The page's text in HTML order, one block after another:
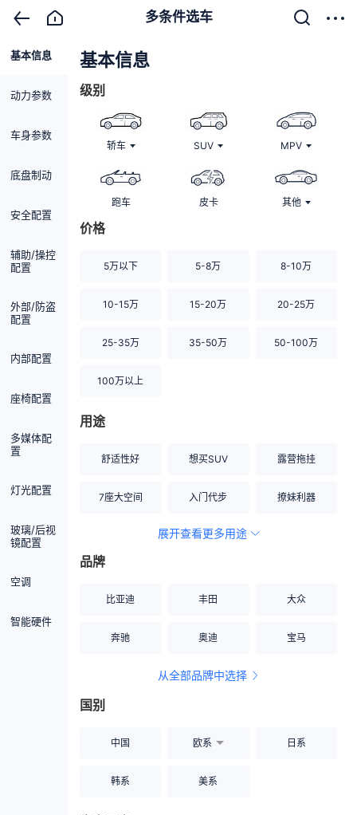
多条件选车
基本信息
动力参数
车身参数
底盘制动
安全配置
辅助/操控
配置
外部/防盗
配置
内部配置
座椅配置
多媒体配
置
灯光配置
玻璃/后视
镜配置
空调
智能硬件
基本信息
级别
轿车 SUV MPV
跑车 皮卡 其他
价格
5万以下 5-8万 8-10万
10-15万 15-20万 20-25万
25-35万 35-50万 50-100万
100万以上
用途
舒适性好 想买SUV 露营拖挂
7座大空间 入门代步 撩妹利器
空间宽敞
展开查看更多用途
品牌
比亚迪 丰田 大众
奔驰 奥迪 宝马
从全部品牌中选择
国别
中国 欧系 日系
韩系 美系